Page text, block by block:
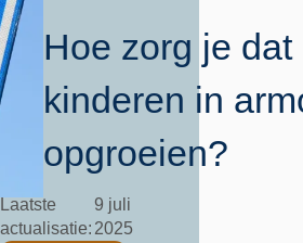
Hoe zorg je
kinderen in
opgroeien?
Laatste
actualisatie
9 juli
2025